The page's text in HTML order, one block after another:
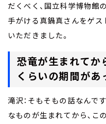
だくべく、国立科学博物館
手がける真鍋真さんをゲス
いただきました。
恐竜が生まれてか
くらいの期間があ
滝沢：そもそもの話なんで
なものが生まれてから、こ